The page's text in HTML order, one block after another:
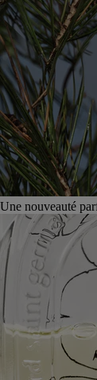
Une nouveauté